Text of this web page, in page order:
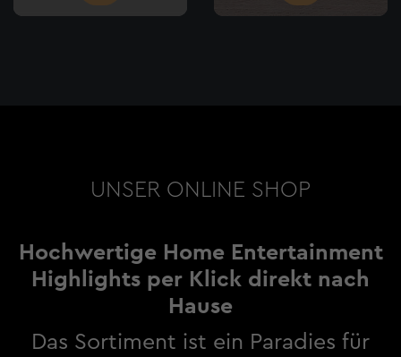
UNSER ONLINE SHOP
Hochwertige Home Entertainment
Highlights per Klick direkt nach
Hause
Das Sortiment ist ein Paradies für